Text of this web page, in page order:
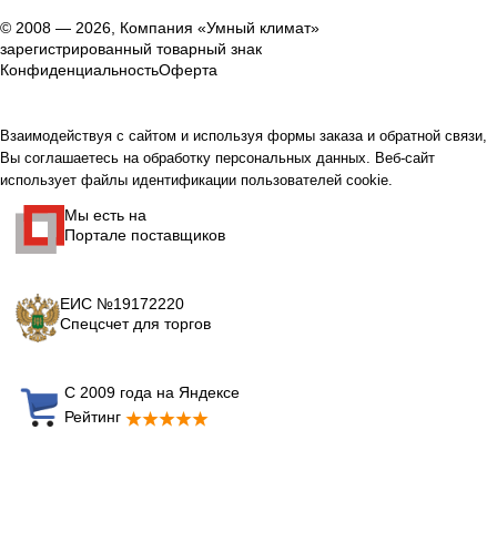
© 2008 — 2026, Компания «Умный климат»
зарегистрированный товарный знак
КонфиденциальностьОферта
Взаимодействуя с сайтом и используя формы заказа и обратной связи,
Вы соглашаетесь на обработку персональных данных. Веб-сайт
использует файлы идентификации пользователей cookie.
Мы есть на
Портале поставщиков
ЕИС №19172220
Спецсчет для торгов
С 2009 года на Яндексе
Рейтинг